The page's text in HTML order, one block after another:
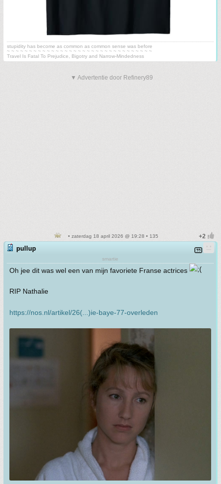
stupidity has become as common as common sense was before
~ ~ ~ ~ ~ ~ ~ ~ ~ ~ ~ ~ ~ ~ ~ ~ ~ ~ ~ ~ ~ ~ ~ ~ ~ ~ ~ ~ ~ ~ ~ ~ ~
Travel Is Fatal To Prejudice, Bigotry and Narrow-Mindedness
▼ Advertentie door Refinery89
• zaterdag 18 april 2026 @ 19:28 • 135
pullup
smartie
Oh jee dit was wel een van mijn favoriete Franse actrices
RIP Nathalie
https://nos.nl/artikel/26(...)ie-baye-77-overleden